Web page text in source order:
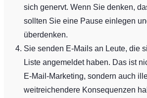
sich genervt. Wenn Sie denken,
sollten Sie eine Pause einlegen
überdenken.
Sie senden E-Mails an Leute, die
Liste angemeldet haben. Das ist
E-Mail-Marketing, sondern auch
weitreichendere Konsequenzen